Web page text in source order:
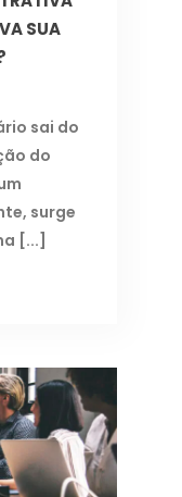
SUA
sai do
do
surge